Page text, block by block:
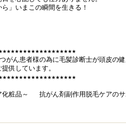
」いまこの瞬間を生きる！
がん患者様の為に毛髪診断士が頭皮の
供しています。
化粧品～ 抗がん剤副作用脱毛ケアのサ